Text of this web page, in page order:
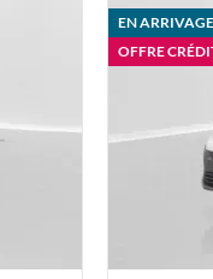
EN ARRIVAGE
OFFRE